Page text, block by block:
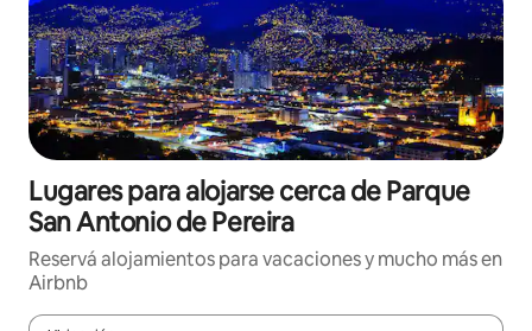
Lugares para alojarse cerca de Parque
San Antonio de Pereira
Reservá alojamientos para vacaciones y mucho más en
Airbnb